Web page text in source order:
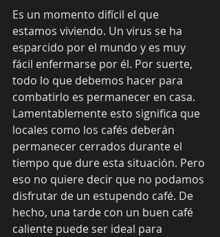
Es un momento difícil el que
estamos viviendo. Un virus se ha
esparcido por el mundo y es muy
fácil enfermarse por él. Por suerte,
todo lo que debemos hacer para
combatirlo es permanecer en casa.
Lamentablemente esto significa que
locales como los cafés deberán
permanecer cerrados durante el
tiempo que dure esta situación. Pero
eso no quiere decir que no podamos
disfrutar de un estupendo café. De
hecho, una tarde con un buen café
caliente puede ser ideal para